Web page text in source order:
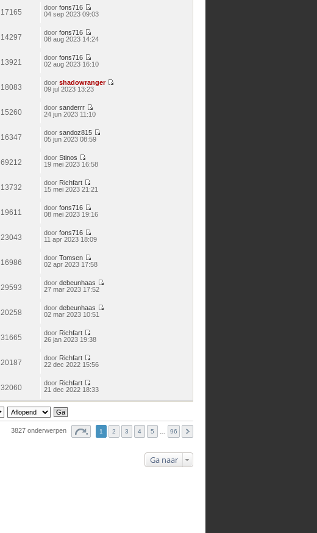
17165
door fons716
Bekijk
04 sep 2023 09:03
14297
door fons716
Bekijk
08 aug 2023 14:24
13921
door fons716
Bekijk
02 aug 2023 16:10
18083
door shadowranger
09 jul 2023 13:23
15260
door sanderrr
Bekijk
24 jun 2023 11:10
16347
door sandoz815
05 jun 2023 08:59
69212
door Stinos
Bekijk
19 mei 2023 16:58
13732
door Richfart
Bekijk
15 mei 2023 21:21
19611
door fons716
Bekijk
08 mei 2023 19:16
23043
door fons716
Bekijk
11 apr 2023 18:09
16986
door Tomsen
Bekijk
02 apr 2023 17:58
29593
door debeunhaas
27 mar 2023 17:52
20258
door debeunhaas
02 mar 2023 10:51
31665
door Richfart
Bekijk
26 jan 2023 19:38
20187
door Richfart
Bekijk
22 dec 2022 15:56
32060
door Richfart
Bekijk
bericht
21 dec 2022 18:33
3827 onderwerpen 1 2 3 4 5 96
Ga naar